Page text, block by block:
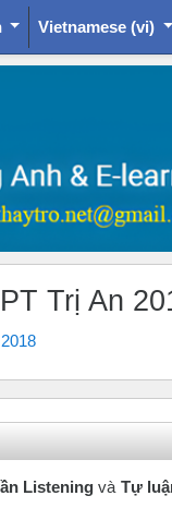
Vietnamese ‎(vi)‎
Trị An
Listening và Tự